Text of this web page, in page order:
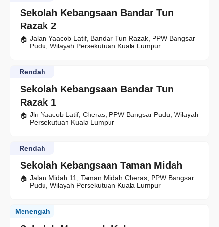
Sekolah Kebangsaan Bandar Tun
Razak 2
Jalan Yaacob Latif, Bandar Tun Razak, PPW Bangsar
Pudu, Wilayah Persekutuan Kuala Lumpur
Sekolah Kebangsaan Bandar Tun
Razak 1
Rendah
Jln Yaacob Latif, Cheras, PPW Bangsar Pudu, Wilayah
Persekutuan Kuala Lumpur
Sekolah Kebangsaan Taman Midah
Rendah
Jalan Midah 11, Taman Midah Cheras, PPW Bangsar
Pudu, Wilayah Persekutuan Kuala Lumpur
Menengah